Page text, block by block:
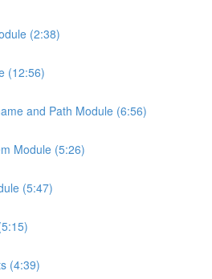
(2:38)
(12:56)
and Path Module (6:56)
Module (5:26)
(5:47)
(4:39)